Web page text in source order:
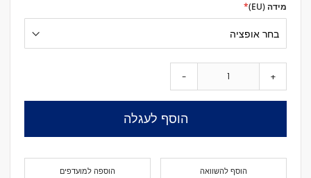
מידה (EU)
- +
הוסף לעגלה
הוספה למועדפים הוסף להשוואה